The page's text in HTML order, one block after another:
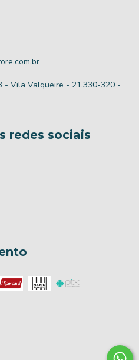
- Vila Valqueire - 21.330-320 -
redes sociais